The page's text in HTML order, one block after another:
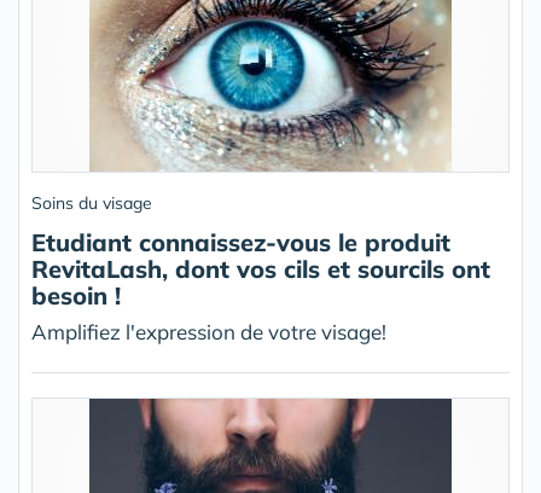
Soins du visage
Etudiant connaissez-vous le produit
RevitaLash, dont vos cils et sourcils ont
besoin !
Amplifiez l'expression de votre visage!